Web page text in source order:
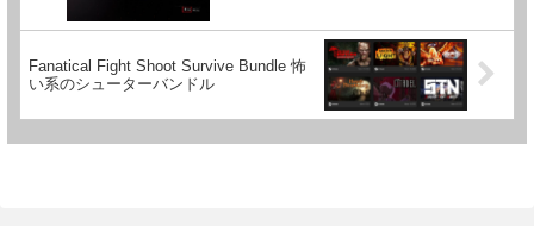
Fanatical Fight Shoot Survive Bundle 怖
い系のシューターバンドル